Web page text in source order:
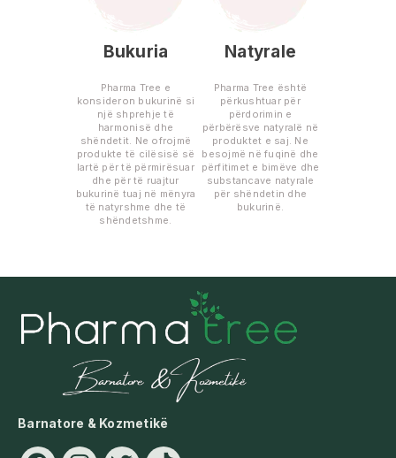
Bukuria
Pharma Tree e
konsideron bukurinë si
një shprehje të
harmonisë dhe
shëndetit. Ne ofrojmë
produkte të cilësisë së
lartë për të përmirësuar
dhe për të ruajtur
bukurinë tuaj në mënyra
të natyrshme dhe të
shëndetshme.
Natyrale
Pharma Tree është
përkushtuar për
përdorimin e
përbërësve natyralë në
produktet e saj. Ne
besojmë në fuqinë dhe
përfitimet e bimëve dhe
substancave natyrale
për shëndetin dhe
bukurinë.
Barnatore & Kozmetikë